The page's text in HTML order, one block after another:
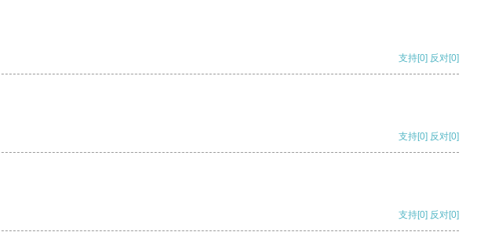
支持[0] 反对[0]
支持[0] 反对[0]
支持[0] 反对[0]